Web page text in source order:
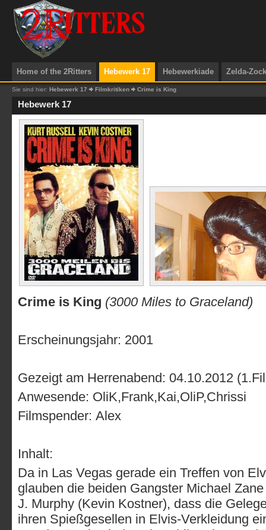
Home of the 2Ritters Hebewerk 17 Hebewerkiade Zelda-
Sie sind hier: Hebewerk 17 Filmkritiken Crime is King
Hebewerk 17
Crime is King (3000 Miles to Graceland)
Erscheinungsjahr: 2001
Gezeigt am Herrenabend: 04.10.2012
Anwesende: OliK,Frank,Kai,OliP,Chrissi
Filmspender: Alex
Inhalt:
Da in Las Vegas gerade ein Treffen von
glauben die beiden Gangster Michael
J. Murphy (Kevin Kostner), dass die
ihren Spießgesellen in Elvis-Verkleidung